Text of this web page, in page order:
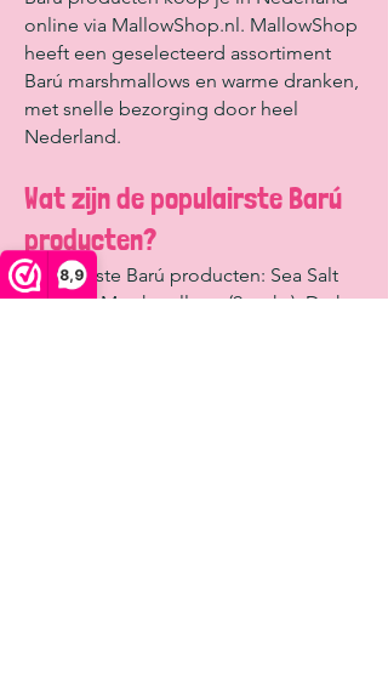
8,9
online via MallowShop.nl. MallowShop
heeft een geselecteerd assortiment
Barú marshmallows en warme dranken,
met snelle bezorging door heel
Nederland.
Wat zijn de populairste Barú
producten?
Populairste Barú producten: Sea Salt
Caramel Marshmallows (9 stuks), Dark